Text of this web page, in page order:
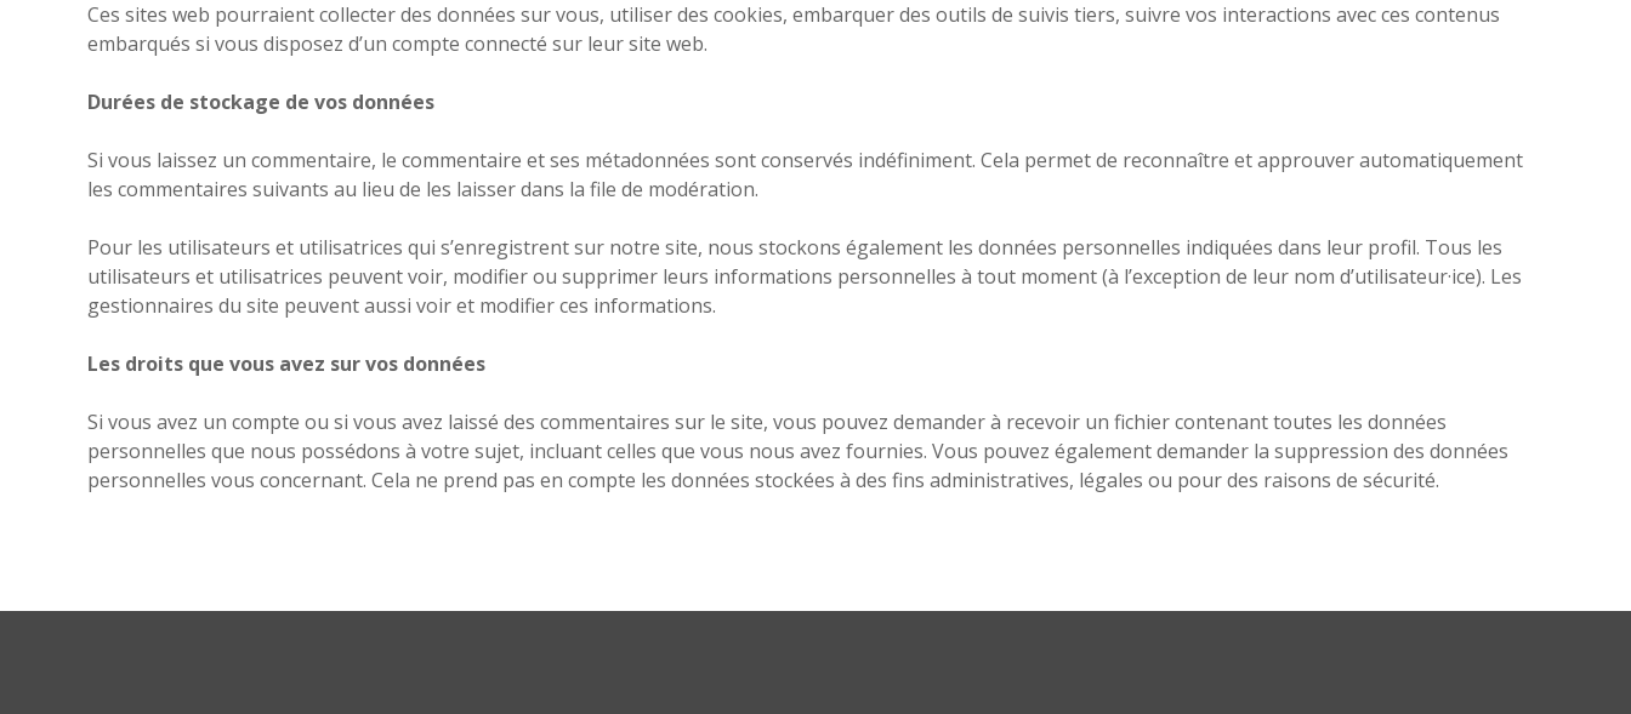
Ces sites web pourraient collecter des données sur vous, utiliser des cookies, embarquer des outils de suivis tiers, suivre vos interactions avec ces contenus
embarqués si vous disposez d’un compte connecté sur leur site web.
Durées de stockage de vos données
Si vous laissez un commentaire, le commentaire et ses métadonnées sont conservés indéfiniment. Cela permet de reconnaître et approuver automatiquement
les commentaires suivants au lieu de les laisser dans la file de modération.
Pour les utilisateurs et utilisatrices qui s’enregistrent sur notre site, nous stockons également les données personnelles indiquées dans leur profil. Tous les
utilisateurs et utilisatrices peuvent voir, modifier ou supprimer leurs informations personnelles à tout moment (à l’exception de leur nom d’utilisateur·ice). Les
gestionnaires du site peuvent aussi voir et modifier ces informations.
Les droits que vous avez sur vos données
Si vous avez un compte ou si vous avez laissé des commentaires sur le site, vous pouvez demander à recevoir un fichier contenant toutes les données
personnelles que nous possédons à votre sujet, incluant celles que vous nous avez fournies. Vous pouvez également demander la suppression des données
personnelles vous concernant. Cela ne prend pas en compte les données stockées à des fins administratives, légales ou pour des raisons de sécurité.